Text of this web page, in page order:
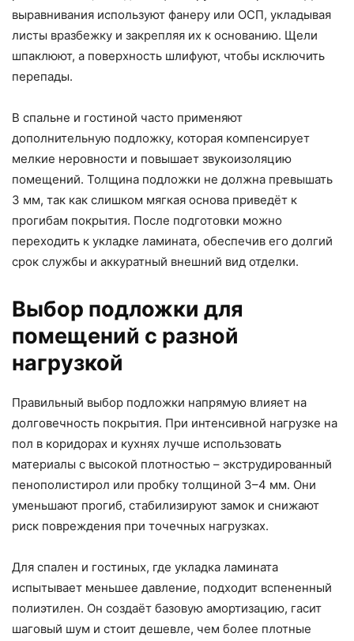
выравнивания используют фанеру или ОСП, укладывая
листы вразбежку и закрепляя их к основанию. Щели
шпаклюют, а поверхность шлифуют, чтобы исключить
перепады.
В спальне и гостиной часто применяют
дополнительную подложку, которая компенсирует
мелкие неровности и повышает звукоизоляцию
помещений. Толщина подложки не должна превышать
3 мм, так как слишком мягкая основа приведёт к
прогибам покрытия. После подготовки можно
переходить к укладке ламината, обеспечив его долгий
срок службы и аккуратный внешний вид отделки.
Выбор подложки для
помещений с разной
нагрузкой
Правильный выбор подложки напрямую влияет на
долговечность покрытия. При интенсивной нагрузке на
пол в коридорах и кухнях лучше использовать
материалы с высокой плотностью – экструдированный
пенополистирол или пробку толщиной 3–4 мм. Они
уменьшают прогиб, стабилизируют замок и снижают
риск повреждения при точечных нагрузках.
Для спален и гостиных, где укладка ламината
испытывает меньшее давление, подходит вспененный
полиэтилен. Он создаёт базовую амортизацию, гасит
шаговый шум и стоит дешевле, чем более плотные